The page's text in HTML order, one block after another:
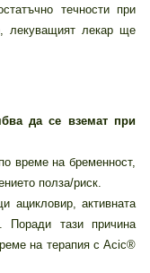
течности при
лекуващият лекар ще
да се вземат при
време на бременност,
полза/риск.
ацикловир, активната
Поради тази причина
на терапия с Acic®